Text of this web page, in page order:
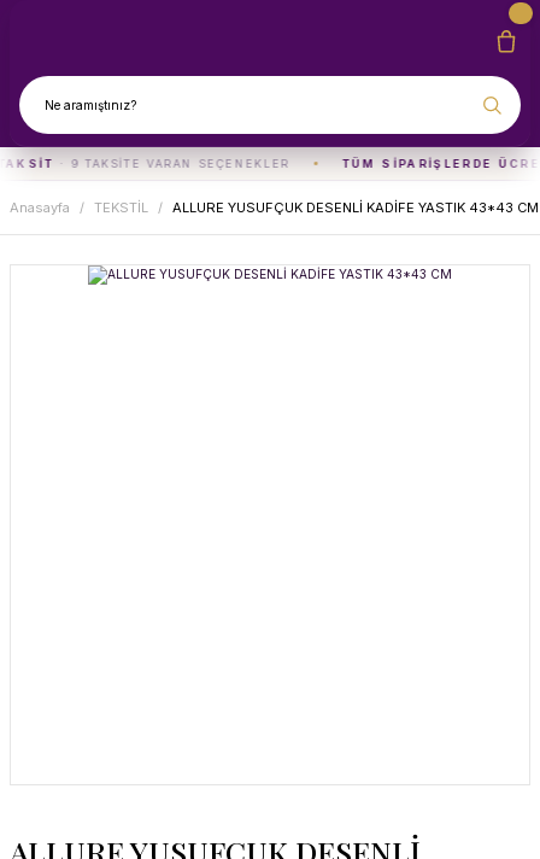
· 9 TAKSITE VARAN SEÇENEKLER TÜM SIPARIŞLERDE
Anasayfa TEKSTİL ALLURE YUSUFÇUK DESENLİ KADİFE YASTIK 43*43 CM